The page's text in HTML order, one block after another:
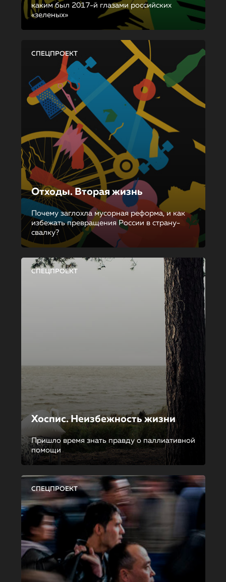
каким был 2017-й глазами российских
«зеленых»
СПЕЦПРОЕКТ
Отходы. Вторая жизнь
Почему заглохла мусорная реформа, и как
избежать превращения России в страну-
свалку?
СПЕЦПРОЕКТ
Хоспис. Неизбежность жизни
Пришло время знать правду о паллиативной
помощи
СПЕЦПРОЕКТ